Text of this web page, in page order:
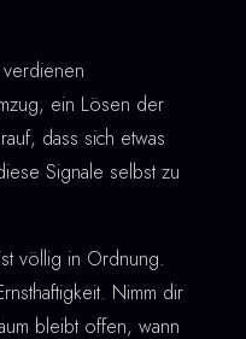
ein Lösen der
dass sich etwas
Signale selbst zu
völlig in Ordnung.
Nimm dir
bleibt offen, wann